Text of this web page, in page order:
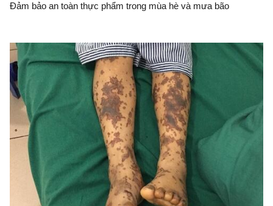
Đảm bảo an toàn thực phẩm trong mùa hè và mưa bão